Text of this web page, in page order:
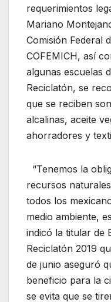
requerimientos
Mariano
Comisión Federal
COFEMICH, así
algunas escuelas
Reciclatón, se
que se reciben
alcalinas, aceite
ahorradores y
“Tenemos la
recursos
todos los
medio ambiente,
indicó la titular de
Reciclatón 2019
de junio aseguró
beneficio para la
se evita que se